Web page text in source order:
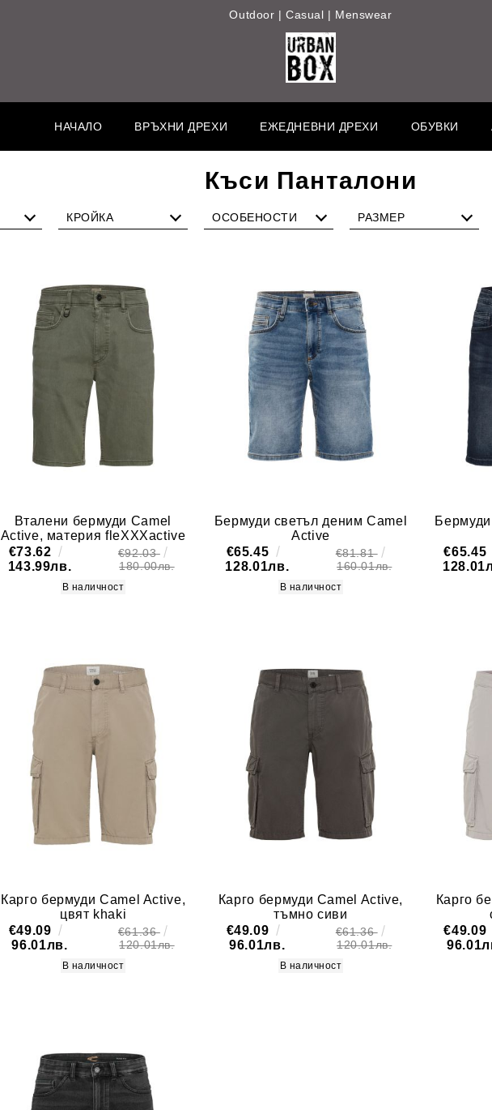
Outdoor | Casual | Menswear
НАЧАЛО ВРЪХНИ ДРЕХИ ЕЖЕДНЕВНИ ДРЕХИ ОБУВКИ
Къси Панталони
КРОЙКА
Вталена
Стандартна
ОСОБЕНОСТИ
Дънков плат
РАЗМЕР
Вталени бермуди Camel
Active, материя fleXXXactive
€73.62
143.99лв.
€92.03
180.00лв.
В наличност
Бермуди светъл деним Camel
Active
€65.45
128.01лв.
€81.81
160.01лв.
В наличност
€65.45
Карго бермуди Camel Active,
цвят khaki
€49.09
96.01лв.
€61.36
120.01лв.
В наличност
Карго бермуди Camel Active,
тъмно сиви
€49.09
96.01лв.
€61.36
120.01лв.
В наличност
Карго
€49.09